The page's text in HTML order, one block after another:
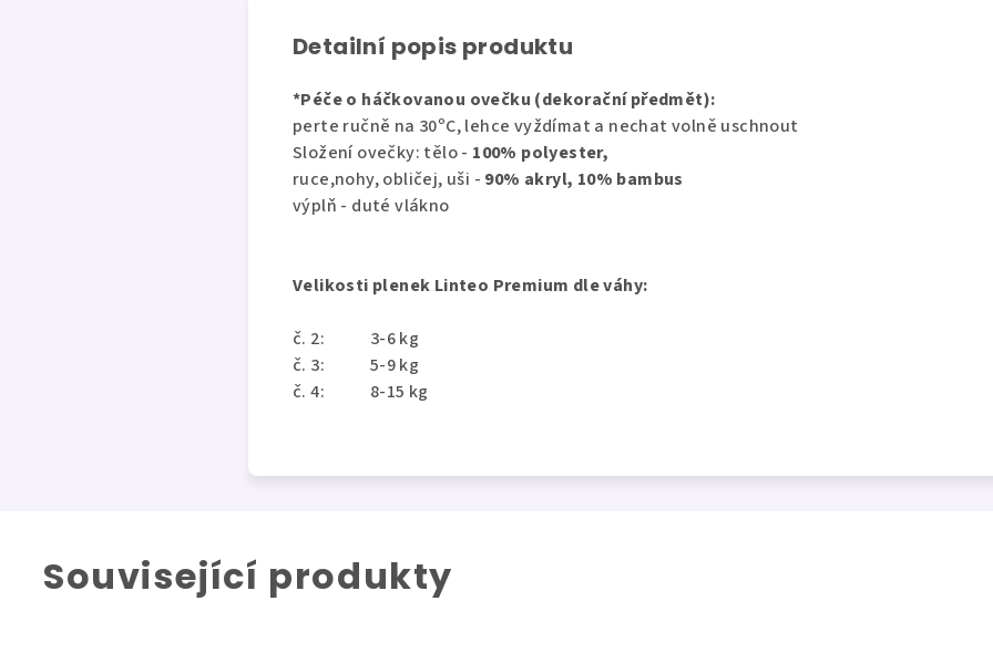
Detailní popis produktu
*Péče o háčkovanou ovečku (dekorační předmět):
perte ručně na 30ºC, lehce vyždímat a nechat volně uschnout
Složení ovečky: tělo - 100% polyester,
ruce,nohy, obličej, uši - 90% akryl, 10% bambus
výplň - duté vlákno
Velikosti plenek Linteo Premium dle váhy:
č. 2: 3-6 kg
č. 3: 5-9 kg
č. 4: 8-15 kg
Související produkty